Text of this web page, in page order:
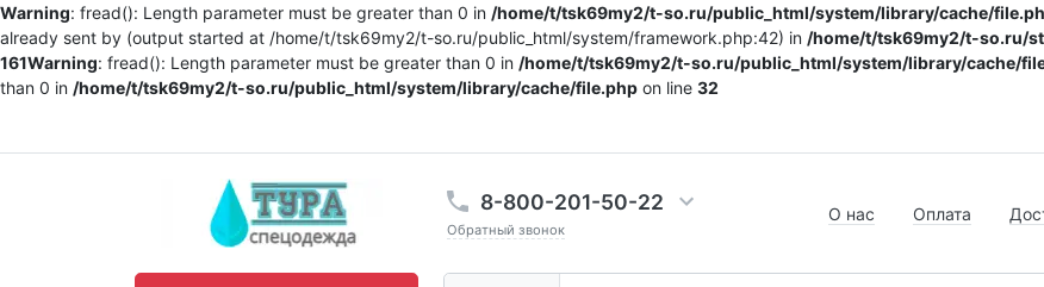
Warning: fread(): Length parameter must be greater than 0 in /home/t/tsk69my2/t-so.ru/public_html/system/library/cache/
already sent by (output started at /home/t/tsk69my2/t-so.ru/public_html/system/framework.php:42) in /home/t/tsk69my2/t-so.ru/
161Warning: fread(): Length parameter must be greater than 0 in /home/t/tsk69my2/t-so.ru/public_html/system/library/cache/
than 0 in /home/t/tsk69my2/t-so.ru/public_html/system/library/cache/file.php on line 32
8-800-201-50-22
Обратный звонок
О нас Оплата